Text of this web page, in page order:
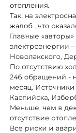
отопления.
Так, на
жалоб , что
Главные
электроэнергии
Новолакского,
По отсутствию
246 обращений -
месяц.
Каспийска,
Меньше, чем в
отсутствие
Все риски и